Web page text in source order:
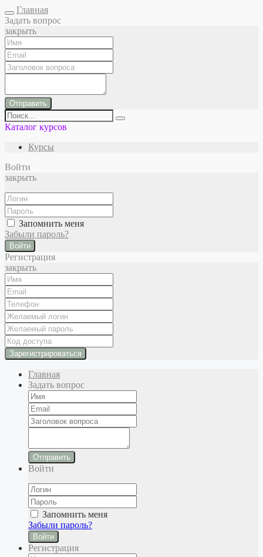
Главная
Задать вопрос
закрыть
Отправить
Каталог курсов
Курсы
Войти
закрыть
Запомнить меня
Забыли пароль?
Войти
Регистрация
закрыть
Главная
Задать вопрос
Отправить
Войти
Запомнить меня
Забыли пароль?
Войти
Регистрация